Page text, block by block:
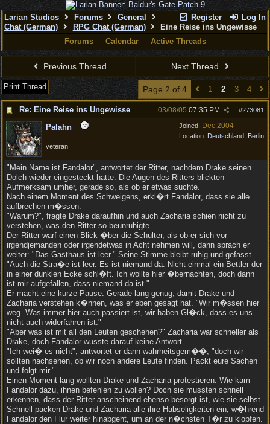
Register Log In
Larian Studios Forums
General
Chat (German)
RPG Chat (German)
Eine Reise ins Ungewisse
Forums
Calendar Active Threads
Previous Thread Next Thread
Print Thread Page 2 of 4 1 2 3 4
Re: Eine Reise ins Ungewisse #273081
03/08/05 07:35 PM
Joined: Dec 2004
Location: Deutschland, Berlin
Palahn
veteran
"Mein Name ist Fandalor", antwortet der Ritter, nachdem Drake seinen
Dolch wieder eingesteckt hatte. Die Augen des Ritters blickten
Aufmerksam umher, gerade so, als ob er etwas suchte.
Nach einem Moment des Schweigens, erkl�rt Fandalor, dass sie alle
aufbrechen m�ssen.
"Warum?", fragte Drake daraufhin und auch Zacharia schien nicht zu
verstehen, was den Ritter so beunruhigte.
Der Ritter warf einen Blick �ber die Schulter, als ob er sich vor
irgendjemanden oder irgendetwas in Acht nehmen will, dann sprach er
weiter: "Das Gasthaus ist leer." Seine Stimme bleibt ruhig und gefasst.
"Auch die Stra�e ist leer. Es ist niemand da. Nicht einmal ein Bettler der
in einer dunklen Ecke schl�ft. Ich wollte hier �bernachten, doch dann
ist mir aufgefallen, dass niemand da ist."
Er macht eine kurze Pause. Gerade lang genug, damit Drake und
Zacharia verstehen k�nnen, was er eben gesagt hat. "Wir m�ssen hier
weg. Was immer hier auch passiert ist, wir haben Gl�ck, dass es uns
nicht auch widerfahren ist."
"Aber was ist mit all den Leuten geschehen?" Zacharia war schneller als
Drake, doch Fandalor wusste darauf keine Antwort.
"Ich wei� es nicht", antwortet er dann wahrheitsgem��, "doch wir
sollten nachsehen, ob wir noch andere Leute finden. Packt eure Sachen
und folgt mir."
Einen Moment lang wollten Drake und Zacharia protestieren. Wie kam
Fandalor dazu, ihnen befehlen zu wollen? Doch sie mussten schnell
erkennen, dass der Ritter anscheinend ebenso besorgt ist, wie sie selbst.
Schnell packen Drake und Zacharia alle ihre Habseligkeiten ein, w�hrend
Fandalor den Flur weiter hinabgeht, um an der n�chsten T�r zu klopfen.